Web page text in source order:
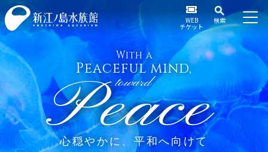
WEB
チケット
検索
With a
Peaceful mind,
toward
Peace
心穏やかに、平和へ向けて